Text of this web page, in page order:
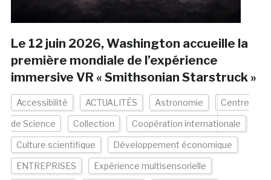
Le 12 juin 2026, Washington accueille la
première mondiale de l’expérience
immersive VR « Smithsonian Starstruck »
Accessibilité ACTUALITÉS Astronomie Centre
de Science Collection Coopération internationale
Culture scientifique Développement économique
ENTREPRISES Expérience multisensorielle